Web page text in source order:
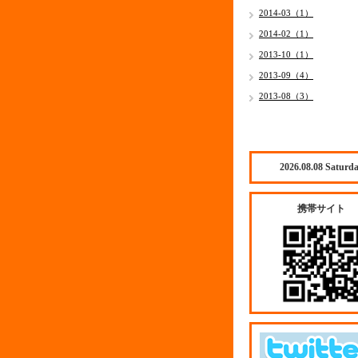
2014-03（1）
2014-02（1）
2013-10（1）
2013-09（4）
2013-08（3）
2026.08.08
携帯サイト